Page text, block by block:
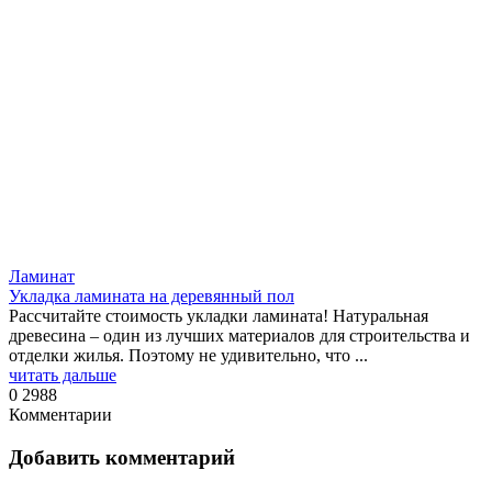
Ламинат
Укладка ламината на деревянный пол
Рассчитайте стоимость укладки ламината! Натуральная
древесина – один из лучших материалов для строительства и
отделки жилья. Поэтому не удивительно, что ...
читать дальше
0 2988
Комментарии
Добавить комментарий